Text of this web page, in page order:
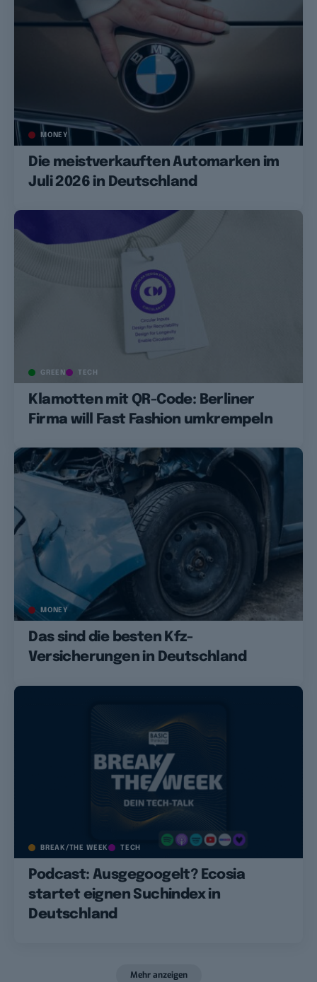
MONEY
Die meistverkauften Automarken im
Juli 2026 in Deutschland
GREEN TECH
Klamotten mit QR-Code: Berliner
Firma will Fast Fashion umkrempeln
MONEY
Das sind die besten Kfz-
Versicherungen in Deutschland
BREAK/THE WEEK TECH
Podcast: Ausgegoogelt? Ecosia
startet eignen Suchindex in
Deutschland
Mehr anzeigen